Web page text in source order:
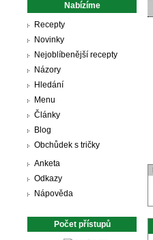
Nabízíme
Recepty
Novinky
Nejoblíbenější recepty
Názory
Hledání
Menu
Články
Blog
Obchůdek s tričky
Anketa
Odkazy
Nápověda
Počet přístupů